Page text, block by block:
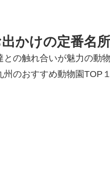
かけの定番名所
の触れ合いが魅力の動
のおすすめ動物園TOP